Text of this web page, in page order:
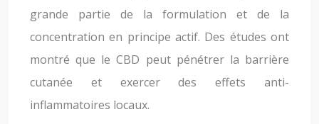
grande partie de la formulation et de la
concentration en principe actif. Des études ont
montré que le CBD peut pénétrer la barrière
cutanée et exercer des effets anti-
inflammatoires locaux.